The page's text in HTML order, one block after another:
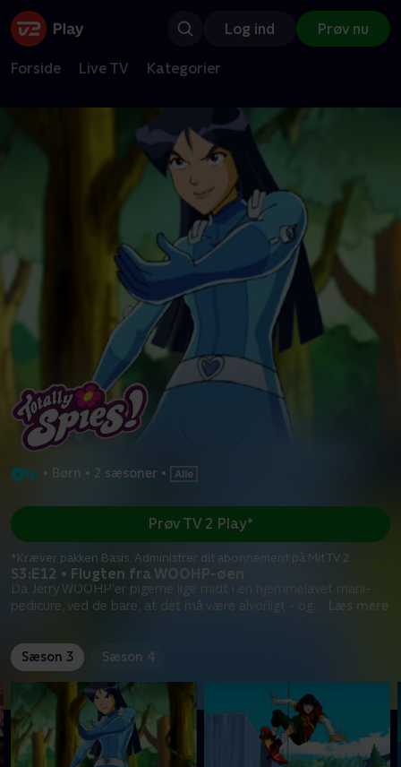
Log ind Prøv nu
Forside Live TV Kategorier
• Børn • 2 sæsoner •
S3:E12 • Flugten fra WOOHP-øen
Da Jerry WOOHP'er pigerne lige midt i en hjemmelavet mani-
pedicure, ved de bare, at det må være alvorligt - og
Læs mere
Prøv TV 2 Play*
*Kræver pakken Basis. Administrer dit abonnement på Mit TV 2.
Sæson 3 Sæson 4